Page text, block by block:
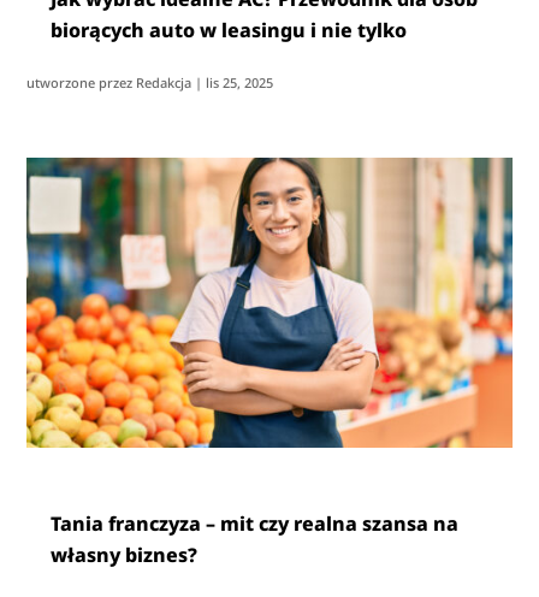
biorących auto w leasingu i nie tylko
utworzone przez Redakcja | lis 25, 2025
Tania franczyza – mit czy realna szansa na
własny biznes?